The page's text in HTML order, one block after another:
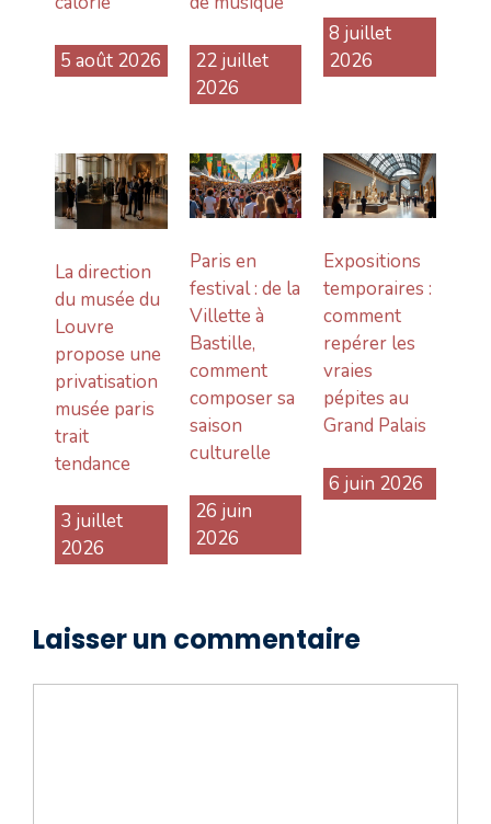
5 août 2026
22 juillet
2026
8 juillet
2026
La direction
du musée du
Louvre
propose une
privatisation
musée paris
trait
tendance
3 juillet
2026
Paris en
festival : de la
Villette à
Bastille,
comment
composer sa
saison
culturelle
26 juin
2026
Expositions
temporaires :
comment
repérer les
vraies
pépites au
Grand Palais
6 juin 2026
Laisser un commentaire